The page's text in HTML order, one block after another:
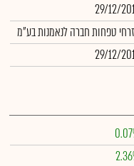
29/12/
טפחות חברה לנאמנות בע"מ
29/12/